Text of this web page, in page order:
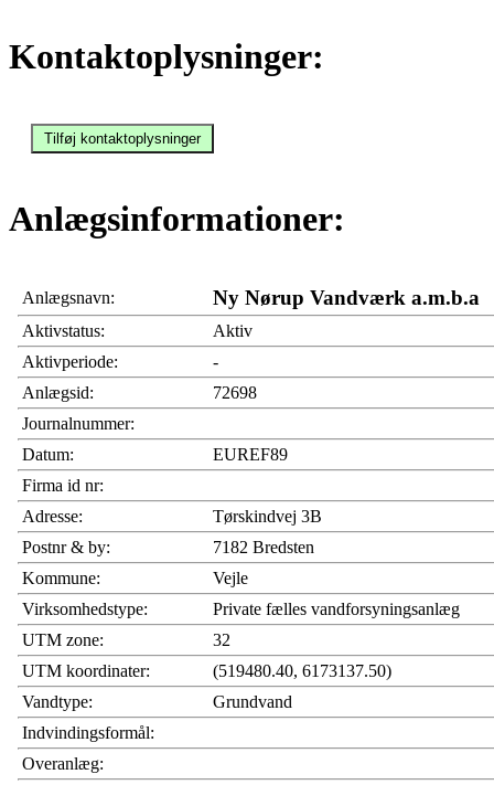
Kontaktoplysninger:
Anlægsinformationer:
Anlægsnavn: Ny Nørup Vandværk a.m.b.a
Aktivstatus:
Aktiv
Aktivperiode:
-
Anlægsid:
72698
Journalnummer:
Datum:
EUREF89
Firma id nr:
Adresse:
Tørskindvej 3B
Postnr & by:
7182 Bredsten
Kommune:
Vejle
Virksomhedstype:
Private fælles vandforsyningsanlæg
UTM zone:
32
UTM koordinater:
(519480.40, 6173137.50)
Vandtype:
Grundvand
Indvindingsformål:
Overanlæg: